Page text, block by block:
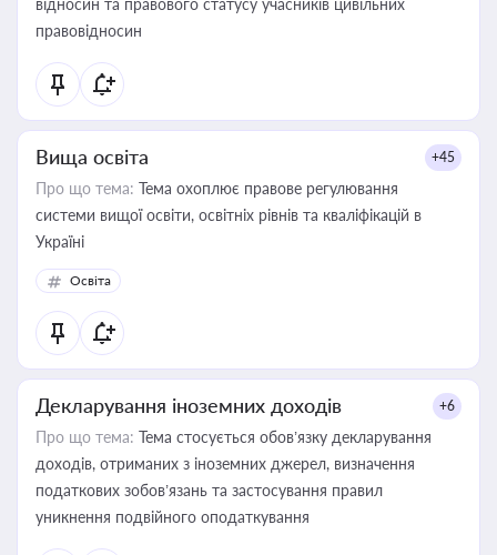
відносин та правового статусу учасників цивільних
правовідносин
Вища освіта +45
Про що тема: Тема охоплює правове регулювання
системи вищої освіти, освітніх рівнів та кваліфікацій в
Україні
Освіта
Декларування іноземних доходів +6
Про що тема: Тема стосується обов’язку декларування
доходів, отриманих з іноземних джерел, визначення
податкових зобов’язань та застосування правил
уникнення подвійного оподаткування